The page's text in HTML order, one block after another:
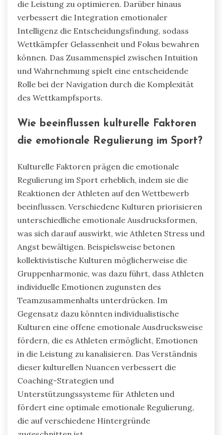
Hochriskante Wettbewerbe zeigen seltene
Merkmale von Systemen zur emotionalen
Regulierung, wie adaptive Flexibilität, erhöhtes
situatives Bewusstsein und Resilienz unter Druck.
Diese Merkmale ermöglichen es Athleten, intuitiv
auf dynamische Umgebungen zu reagieren und
die Leistung zu optimieren. Darüber hinaus
Intelligenz die Entscheidungsfindung, sodass
Wettkämpfer Gelassenheit und Fokus bewahren
können. Das Zusammenspiel zwischen Intuition
Rolle bei der Navigation durch die Komplexität
des Wettkampfsports.
Wie beeinflussen kulturelle Faktoren
die emotionale Regulierung im Sport?
Kulturelle Faktoren prägen die emotionale
Regulierung im Sport erheblich, indem sie die
Reaktionen der Athleten auf den Wettbewerb
beeinflussen. Verschiedene Kulturen priorisieren
unterschiedliche emotionale Ausdrucksformen,
was sich darauf auswirkt, wie Athleten Stress und
Angst bewältigen. Beispielsweise betonen
kollektivistische Kulturen möglicherweise die
Gruppenharmonie, was dazu führt, dass Athleten
individuelle Emotionen zugunsten des
Teamzusammenhalts unterdrücken. Im
Gegensatz dazu könnten individualistische
Kulturen eine offene emotionale Ausdrucksweise
fördern, die es Athleten ermöglicht, Emotionen